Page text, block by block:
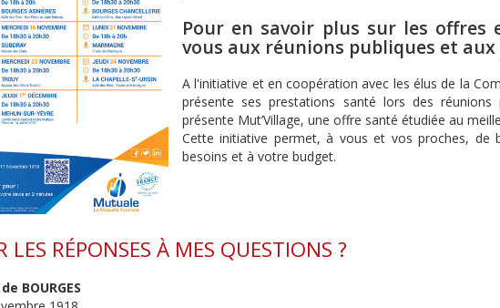
Pour en savoir plus sur les offres
vous aux réunions publiques et aux
A l'initiative et en coopération avec les élus de la
présente ses prestations santé lors des
présente Mut’Village, une offre santé étudiée au
Cette initiative permet, à vous et vos proches, de
besoins et à votre budget.
LES RÉPONSES À MES QUESTIONS ?
BOURGES